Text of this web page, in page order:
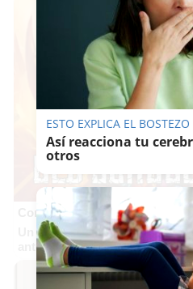
Corepunk MMORPG
Un verdadero MMORPG de la
antes, pero mejor!
ESTO EXPLICA EL BOSTEZO
Así reacciona tu
otros